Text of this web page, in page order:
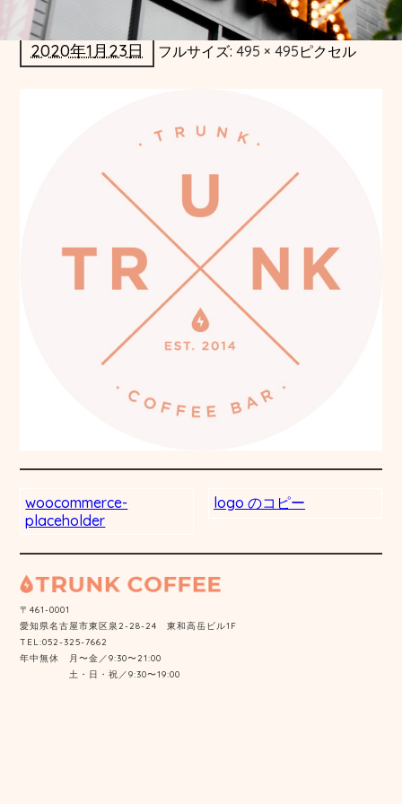
2020年1月23日 フルサイズ:495 × 495 ピクセル
woocommerce-
placeholder
logo のコピー
〒461-0001
愛知県名古屋市東区泉2-28-24 東和高岳ビル1F
TEL:052-325-7662
年中無休 月〜金／9:30〜21:00
土・日・祝／9:30〜19:00